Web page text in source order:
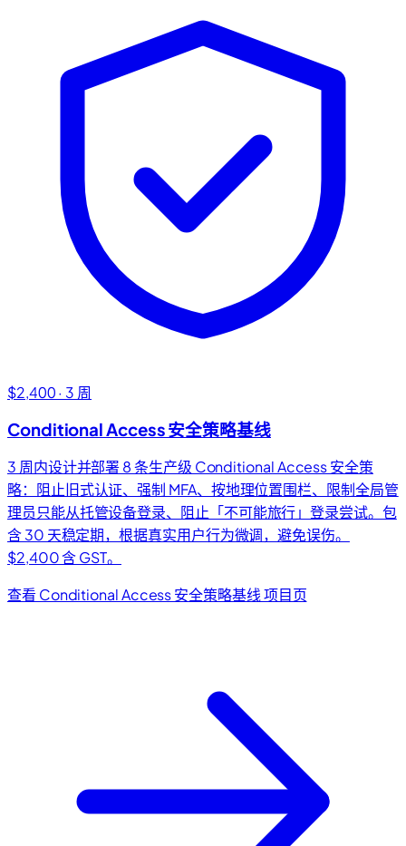
$2,400 · 3 周
Conditional Access 安全策略基线
3 周内设计并部署 8 条生产级 Conditional Access 安全策
略：阻止旧式认证、强制 MFA、按地理位置围栏、限制全局管
理员只能从托管设备登录、阻止「不可能旅行」登录尝试。包
含 30 天稳定期，根据真实用户行为微调，避免误伤。
$2,400 含 GST。
查看 Conditional Access 安全策略基线 项目页